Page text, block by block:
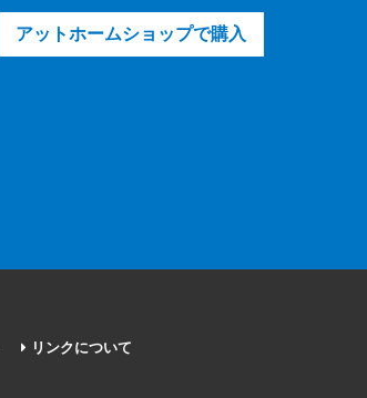
アットホームショップで購入
リンクについて